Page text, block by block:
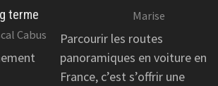
terme
Cabus
Marise
Parcourir les routes
panoramiques en voiture en
France, c’est s’offrir une